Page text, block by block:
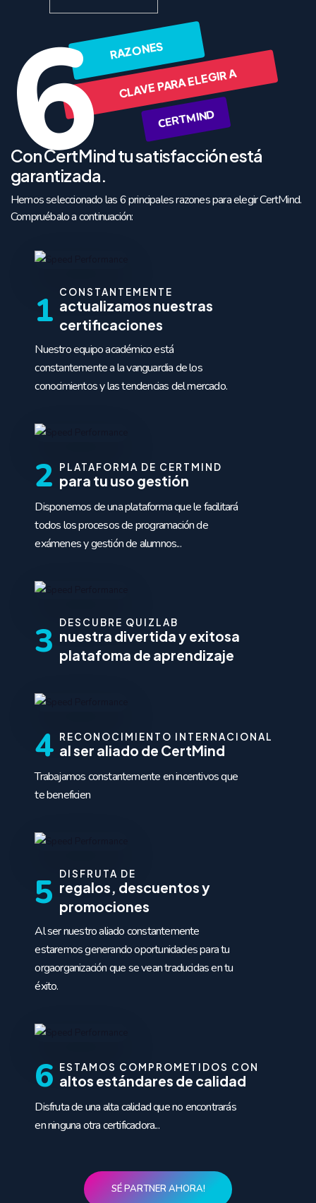
RAZONES
CLAVE PARA ELEGIR A
CERTMIND
Con CertMind tu satisfacción está
garantizada.
Hemos seleccionado las 6 principales razones para elegir CertMind.
Compruébalo a continuación:
1 CONSTANTEMENTE
actualizamos nuestras
certificaciones
Nuestro equipo académico está
constantemente a la vanguardia de los
conocimientos y las tendencias del mercado.
2 PLATAFORMA DE CERTMIND
para tu uso gestión
Disponemos de una plataforma que le facilitará
todos los procesos de programación de
exámenes y gestión de alumnos...
3 DESCUBRE QUIZLAB
nuestra divertida y exitosa
platafoma de aprendizaje
4 RECONOCIMIENTO INTERNACIONAL
al ser aliado de CertMind
Trabajamos constantemente en incentivos que
te beneficien
5 DISFRUTA DE
regalos, descuentos y
promociones
Al ser nuestro aliado constantemente
estaremos generando oportunidades para tu
orgaorganización que se vean traducidas en tu
éxito.
6 ESTAMOS COMPROMETIDOS CON
altos estándares de calidad
Disfruta de una alta calidad que no encontrarás
en ninguna otra certificadora...
SÉ PARTNER AHORA!